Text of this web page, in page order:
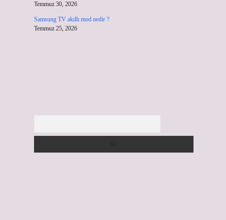
Temmuz 30, 2026
Samsung TV akıllı mod nedir ?
Temmuz 25, 2026